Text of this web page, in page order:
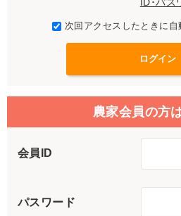
次回アクセスしたときに
農家会員の方
会員ID
パスワード